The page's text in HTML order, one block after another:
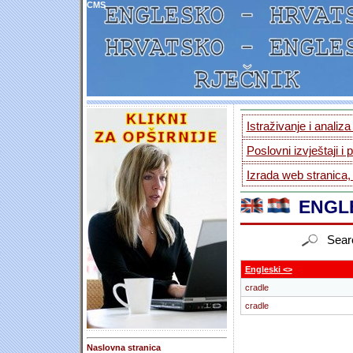
CMS
Naslovna stranica
Istraživanje i
Poslovni izvještaji i
Izrada web
Engleski <>
cradle
cradle